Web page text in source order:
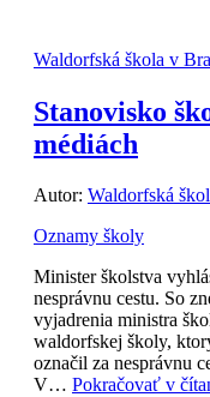
Waldorfská škola v
Stanovisko
médiách
Autor: Waldorfská
Oznamy školy
Minister školstva
nesprávnu cestu. So
vyjadrenia ministra
waldorfskej školy,
označil za nesprávnu
V… Pokračovať v